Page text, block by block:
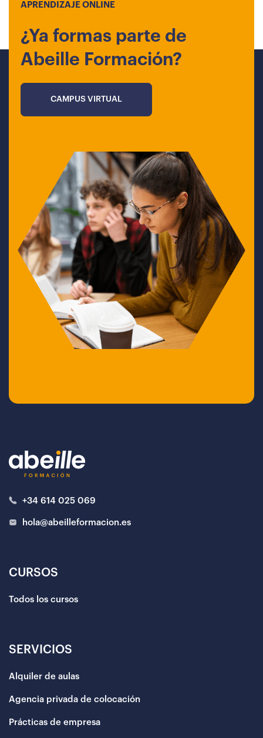
APRENDIZAJE ONLINE
¿Ya formas parte de
Abeille Formación?
CAMPUS VIRTUAL
+34 614 025 069
hola@abeilleformacion.es
CURSOS
Todos los cursos
SERVICIOS
Alquiler de aulas
Agencia privada de colocación
Prácticas de empresa